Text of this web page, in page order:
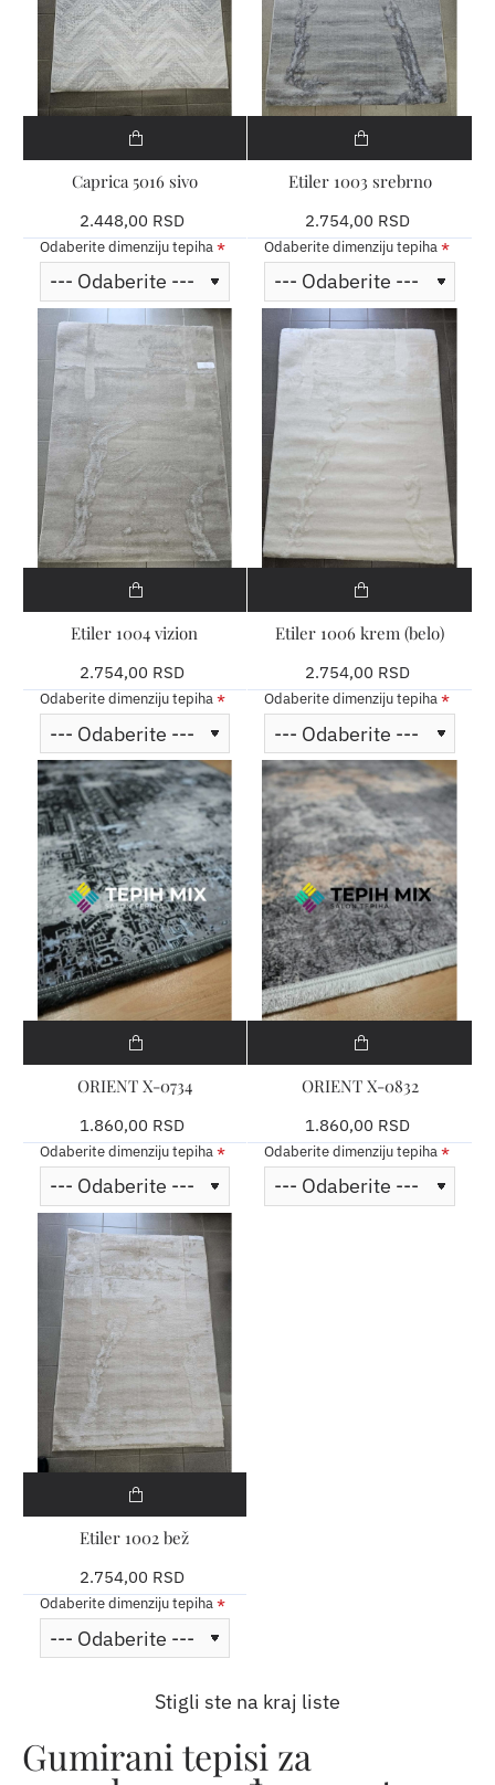
Gumirani tepisi za
Caprica 5016 sivo
2.448,00 RSD
Odaberite dimenziju tepiha
Etiler 1003 srebrno
2.754,00 RSD
Odaberite dimenziju tepiha
Etiler 1004 vizion
2.754,00 RSD
Odaberite dimenziju tepiha
Etiler 1006 krem (belo)
2.754,00 RSD
Odaberite dimenziju tepiha
ORIENT X-0734
1.860,00 RSD
Odaberite dimenziju tepiha
ORIENT X-0832
1.860,00 RSD
Odaberite dimenziju tepiha
​Etiler 1002 bež
2.754,00 RSD
Odaberite dimenziju tepiha
Stigli ste na kraj liste